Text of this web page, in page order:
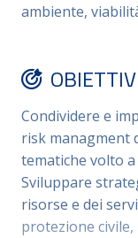
ambiente,
Condividere e
risk managment
tematiche volto
Sviluppare
risorse e dei
protezione